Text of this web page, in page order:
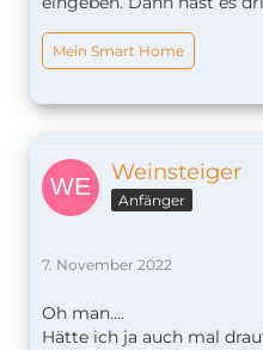
Mein Smart Home
Weinsteiger
Anfänger
7. November 2022
Oh man….
Hätte ich ja auch mal